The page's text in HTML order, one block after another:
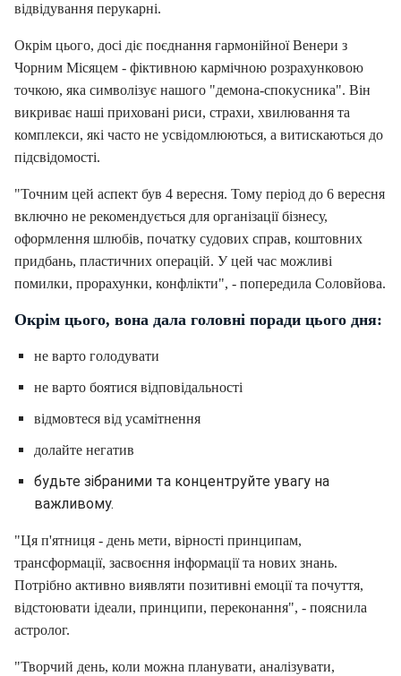
відвідування перукарні.
Окрім цього, досі діє поєднання гармонійної Венери з
Чорним Місяцем - фіктивною кармічною розрахунковою
точкою, яка символізує нашого "демона-спокусника". Він
викриває наші приховані риси, страхи, хвилювання та
комплекси, які часто не усвідомлюються, а витискаються до
підсвідомості.
"Точним цей аспект був 4 вересня. Тому період до 6 вересня
включно не рекомендується для організації бізнесу,
оформлення шлюбів, початку судових справ, коштовних
придбань, пластичних операцій. У цей час можливі
помилки, прорахунки, конфлікти", - попередила Соловйова.
Окрім цього, вона дала головні поради цього дня:
не варто голодувати
не варто боятися відповідальності
відмовтеся від усамітнення
долайте негатив
будьте зібраними та концентруйте увагу на
важливому.
"Ця п'ятниця - день мети, вірності принципам,
трансформації, засвоєння інформації та нових знань.
Потрібно активно виявляти позитивні емоції та почуття,
відстоювати ідеали, принципи, переконання", - пояснила
астролог.
"Творчий день, коли можна планувати, аналізувати,